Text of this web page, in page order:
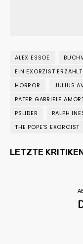
ALEX ESSOE
EIN EXORZIST ERZÄHLT
HORROR
JULIUS
PATER GABRIELE
PSLIDER
RALPH
THE POPE'S EXORCIST
LETZTE